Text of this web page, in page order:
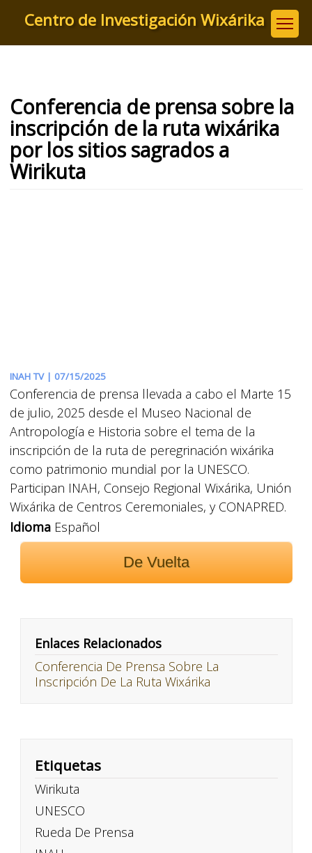
principal
Centro de Investigación Wixárika
Conferencia de prensa sobre la
inscripción de la ruta wixárika
por los sitios sagrados a
Wirikuta
INAH TV | 07/15/2025
Conferencia de prensa llevada a cabo el Marte 15
de julio, 2025 desde el Museo Nacional de
Antropología e Historia sobre el tema de la
inscripción de la ruta de peregrinación wixárika
como patrimonio mundial por la UNESCO.
Participan INAH, Consejo Regional Wixárika, Unión
Wixárika de Centros Ceremoniales, y CONAPRED.
IdiomaEspañol
De Vuelta
Enlaces Relacionados
Conferencia De Prensa Sobre La
Inscripción De La Ruta Wixárika
Etiquetas
Wirikuta
UNESCO
Rueda De Prensa